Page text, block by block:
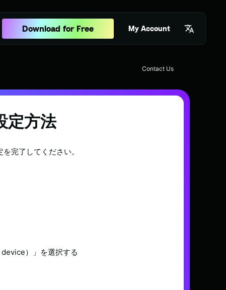
Download for Free My Account
Contact Us
方法
完了してください。
）」 を選択する